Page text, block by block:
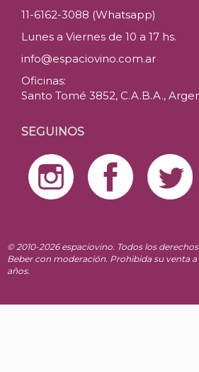
11-6162-3088 (Whatsapp)
Lunes a Viernes de 10 a 17 hs.
info@espaciovino.com.ar
Oficinas:
Santo Tomé 3852, C.A.B.A.,
SEGUINOS
© 2010-2026 espaciovino. Todos los
Beber con moderación. Prohibida su venta a
años.